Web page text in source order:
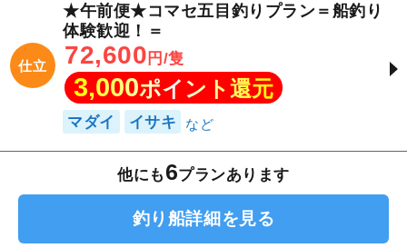
仕立
★午前便★コマセ五目釣りプラン＝船釣り
体験歓迎！＝
72,600 円/隻
3,000ポイント還元
マダイ イサキ
他にも 6プランあります
釣り船詳細を見る